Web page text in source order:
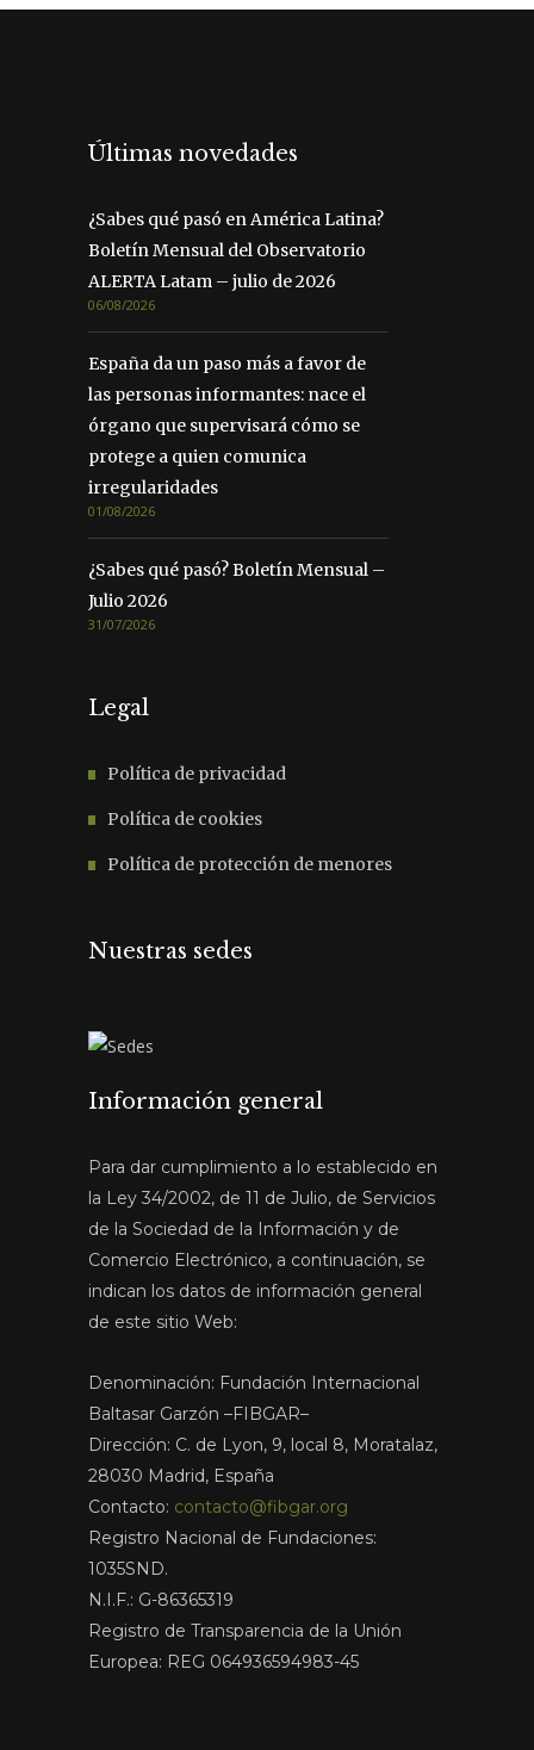
Últimas novedades
¿Sabes qué pasó en América Latina?
Boletín Mensual del Observatorio
ALERTA Latam – julio de 2026
06/08/2026
España da un paso más a favor de
las personas informantes: nace el
órgano que supervisará cómo se
protege a quien comunica
irregularidades
01/08/2026
¿Sabes qué pasó? Boletín Mensual –
Julio 2026
31/07/2026
Legal
Política de privacidad
Política de cookies
Política de protección de menores
Nuestras sedes
Información general
Para dar cumplimiento a lo establecido en
la Ley 34/2002, de 11 de Julio, de Servicios
de la Sociedad de la Información y de
Comercio Electrónico, a continuación, se
indican los datos de información general
de este sitio Web:
Denominación: Fundación Internacional
Baltasar Garzón –FIBGAR–
Dirección: C. de Lyon, 9, local 8, Moratalaz,
28030 Madrid, España
Contacto: contacto@fibgar.org
Registro Nacional de Fundaciones:
1035SND.
N.I.F.: G-86365319
Registro de Transparencia de la Unión
Europea: REG 064936594983-45